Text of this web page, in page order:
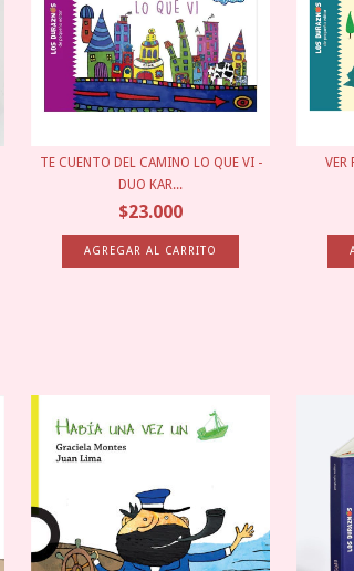
TE CUENTO DEL CAMINO LO QUE VI -
DUO KAR...
$23.000
VER